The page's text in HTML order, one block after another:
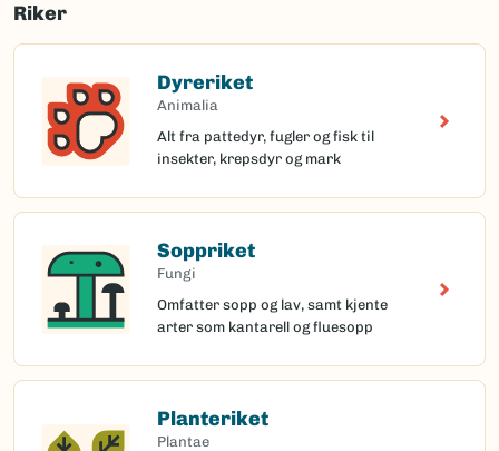
Riker
Dyreriket
Animalia
Alt fra pattedyr, fugler og fisk til
insekter, krepsdyr og mark
Soppriket
Fungi
Omfatter sopp og lav, samt kjente
arter som kantarell og fluesopp
Planteriket
Plantae